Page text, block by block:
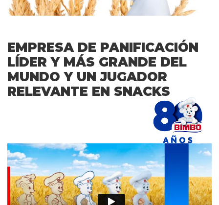
EMPRESA DE PANIFICACIÓN
LÍDER Y MÁS GRANDE DEL
MUNDO Y UN JUGADOR
RELEVANTE EN SNACKS